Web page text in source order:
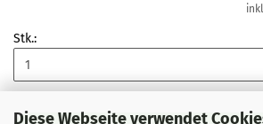
Diese Webseite verwendet
Stk.: